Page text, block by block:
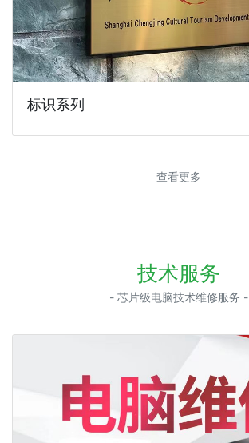
标识系列
查看更多
技术服务
- 芯片级电脑技术维修服务 -